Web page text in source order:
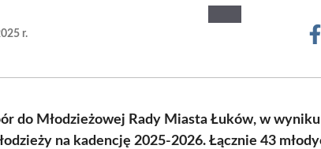
r.
do Młodzieżowej Rady Miasta Łuków, w
na kadencję 2025-2026. Łącznie 43